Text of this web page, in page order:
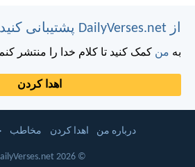
از DailyVerses.net پشتیبانی کنید
به من کمک کنید تا کلام خدا را منتشر
اهدا کردن
درباره من اهدا کردن مخاطب
© 2026 DailyVerses.net